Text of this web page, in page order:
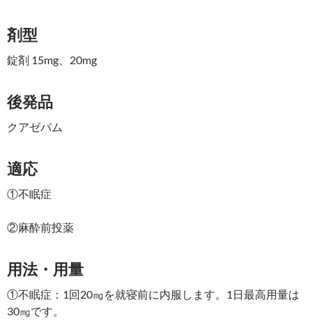
剤型
錠剤 15mg、20mg
後発品
クアゼパム
適応
①不眠症
②麻酔前投薬
用法・用量
①不眠症：1回20㎎を就寝前に内服します。1日最高用量は
30㎎です。